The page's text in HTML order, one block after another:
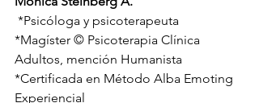
*Psicóloga y psicoterapeuta
*Magíster © Psicoterapia Clínica
Adultos, mención Humanista
*Certificada en Método Alba Emoting
Experiencial